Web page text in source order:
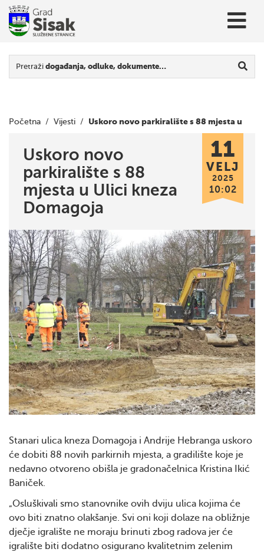
Pretraži događanja, odluke, dokumente…
Početna / Vijesti / Uskoro novo parkiralište s 88 mjesta u
Uskoro novo
parkiralište s 88
mjesta u Ulici kneza
Domagoja
11
VELJ
2025
10:02
Stanari ulica kneza Domagoja i Andrije Hebranga uskoro
će dobiti 88 novih parkirnih mjesta, a gradilište koje je
nedavno otvoreno obišla je gradonačelnica Kristina Ikić
Baniček.
„Osluškivali smo stanovnike ovih dviju ulica kojima će
ovo biti znatno olakšanje. Svi oni koji dolaze na obližnje
dječje igralište ne moraju brinuti zbog radova jer će
igralište biti dodatno osigurano kvalitetnim zelenim